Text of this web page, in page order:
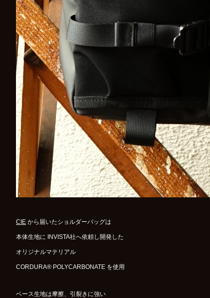
CIE から届いたショルダーバッグは
本体生地に INVISTA社へ依頼し開発した
オリジナルマテリアル
CORDURA® POLYCARBONATE を使用
ベース生地は摩擦、引裂きに強い